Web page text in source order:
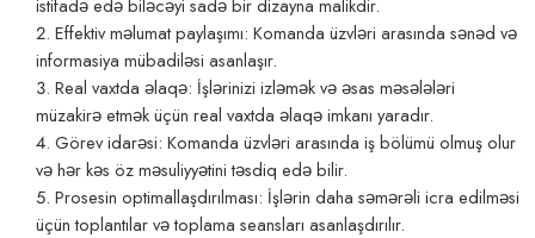
Effektiv məlumat paylaşımı: Komanda üzvləri arasında sənəd və
informasiya mübadiləsi asanlaşır.
Real vaxtda əlaqə: İşlərinizi izləmək və əsas məsələləri
müzakirə etmək üçün real vaxtda əlaqə imkanı yaradır.
Görev idarəsi: Komanda üzvləri arasında iş bölümü olmuş olur
və hər kəs öz məsuliyyətini təsdiq edə bilir.
Prosesin optimallaşdırılması: İşlərin daha səmərəli icra edilməsi
üçün toplantılar və toplama seansları asanlaşdırılır.